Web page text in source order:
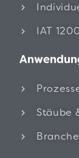
IAT
Stäube